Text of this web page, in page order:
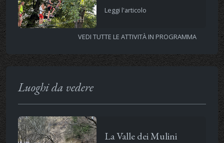
Leggi l'articolo
VEDI TUTTE LE ATTIVITÀ IN PROGRAMMA
Luoghi da vedere
La Valle dei Mulini